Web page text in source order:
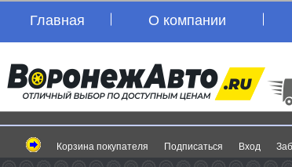
Главная О компании
Корзина покупателя Подписаться Вход